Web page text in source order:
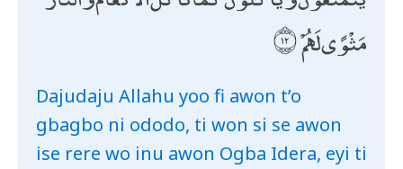
مَثْوًى لَهُمْ
Dajudaju Allahu yoo fi awon t’o
gbagbo ni ododo, ti won si se awon
ise rere wo inu awon Ogba Idera, eyi ti